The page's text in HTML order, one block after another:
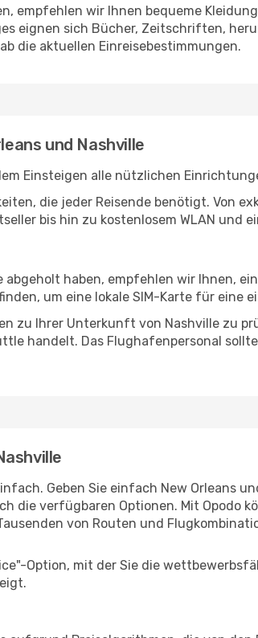
empfehlen wir Ihnen bequeme
eignen sich Bücher, Zeitschriften,
die aktuellen Einreisebestimmungen.
und Nashville
Einsteigen alle nützlichen
die jeder Reisende benötigt. Von
bis hin zu kostenlosem WLAN und
abgeholt haben, empfehlen wir Ihnen,
um eine lokale SIM-Karte für eine
zu Ihrer Unterkunft von Nashville zu
handelt. Das Flughafenpersonal
Geben Sie einfach New Orleans
die verfügbaren Optionen. Mit Opodo
von Routen und
Option, mit der Sie die